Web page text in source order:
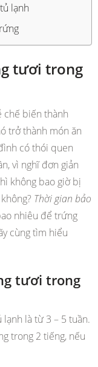
lạnh
tươi trong
chế biến thành
trở thành món ăn
có thói quen
vì nghĩ đơn giản
không bao giờ bị
Thời gian bảo
nhiêu để trứng
cùng tìm hiểu
tươi trong
là từ 3 – 5 tuần.
trong 2 tiếng, nếu